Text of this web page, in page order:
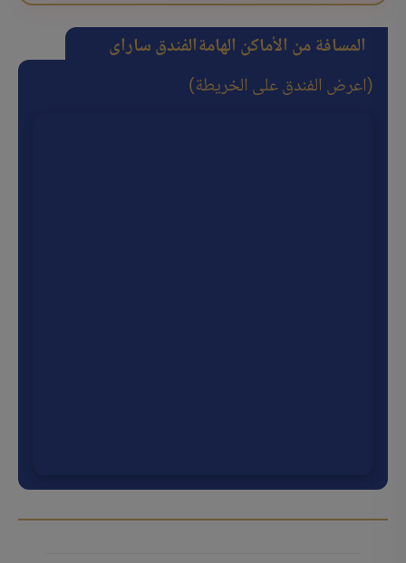
المسافة من الأماكن الهامةالفندق سارای
(اعرض الفندق على الخريطة)